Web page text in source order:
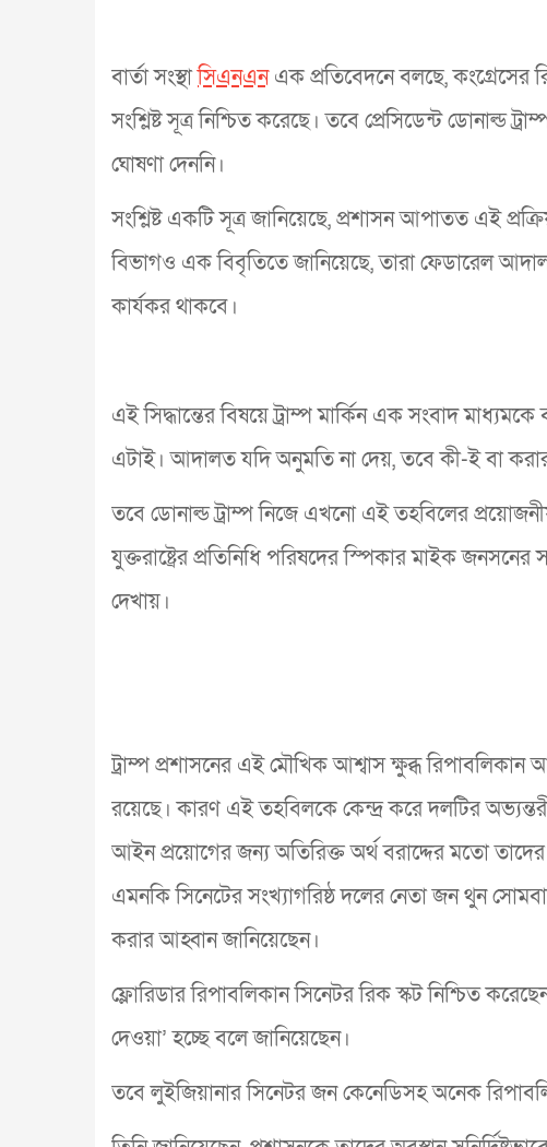
বার্তা সংস্থাসিএনএনএক প্রতিবেদনে বলছে, কংগ্রেসের
সংশ্লিষ্ট সূত্র নিশ্চিত করেছে। তবে প্রেসিডেন্ট ডোনাল্ড
ঘোষণা দেননি।
সংশ্লিষ্ট একটি সূত্র জানিয়েছে, প্রশাসন আপাতত এই
বিভাগও এক বিবৃতিতে জানিয়েছে, তারা ফেডারেল
কার্যকর থাকবে।
এই সিদ্ধান্তের বিষয়ে ট্রাম্প মার্কিন এক সংবাদ
এটাই। আদালত যদি অনুমতি না দেয়, তবে কী-ই বা
তবে ডোনাল্ড ট্রাম্প নিজে এখনো এই তহবিলের
যুক্তরাষ্ট্রের প্রতিনিধি পরিষদের স্পিকার মাইক
দেখায়।
ট্রাম্প প্রশাসনের এই মৌখিক আশ্বাস ক্ষুব্ধ
রয়েছে। কারণ এই তহবিলকে কেন্দ্র করে দলটির
আইন প্রয়োগের জন্য অতিরিক্ত অর্থ বরাদ্দের মতো
এমনকি সিনেটের সংখ্যাগরিষ্ঠ দলের নেতা জন থুন
করার আহ্বান জানিয়েছেন।
ফ্লোরিডার রিপাবলিকান সিনেটর রিক স্কট নিশ্চিত
দেওয়া’ হচ্ছে বলে জানিয়েছেন।
তবে লুইজিয়ানার সিনেটর জন কেনেডিসহ অনেক